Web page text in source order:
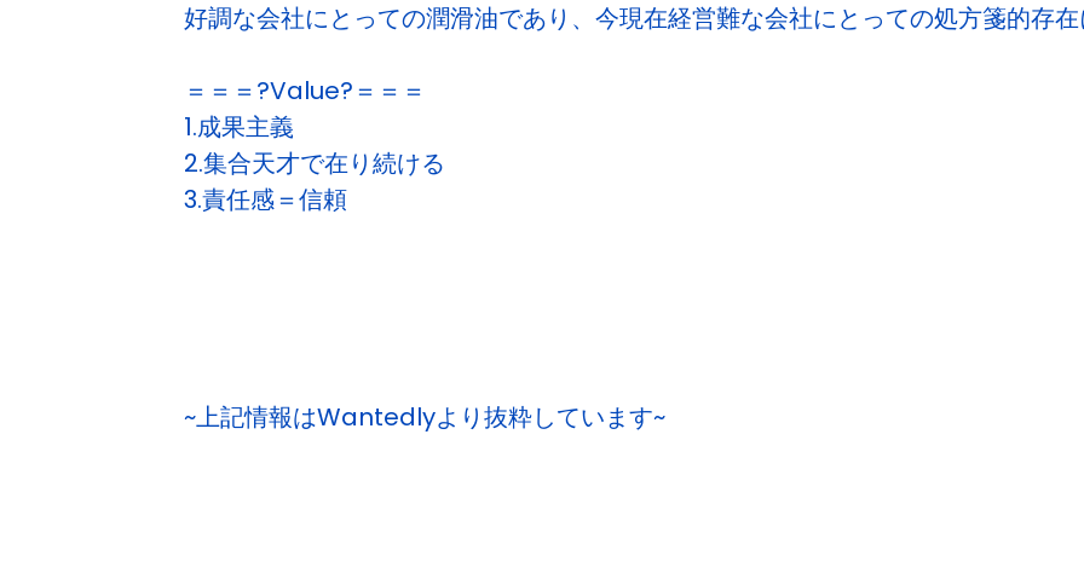
好調な会社にとっての潤滑油であり、今現在経営難な会社にとっての処方箋的存
＝＝＝?Value?＝＝＝
1.成果主義
2.集合天才で在り続ける
3.責任感＝信頼
~上記情報はWantedlyより抜粋しています~